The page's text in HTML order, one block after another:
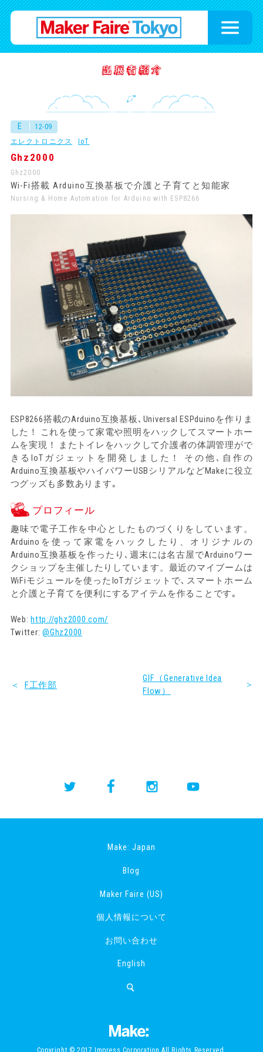
E
12-09
エレクトロニクス
IoT
Ghz2000
Ghz2000
Wi-Fi搭載 Arduino互換基板で介護と子育てと知能家
Nursing & Home Automation for Arduino with ESP8266
ESP8266搭載のArduino互換基板､Universal ESPduinoを作りま
した！ これを使って家電や照明をハックしてスマートホー
ムを実現！ またトイレをハックして介護者の体調管理がで
きるIoTガジェットを開発しました！ その他､自作の
Arduino互換基板やハイパワーUSBシリアルなどMakeに役立
つグッズも多数あります｡
プロフィール
趣味で電子工作を中心としたものづくりをしています。
Arduinoを使って家電をハックしたり、オリジナルの
Arduino互換基板を作ったり､週末には名古屋でArduinoワー
クショップを主催したりしています。最近のマイブームは
WiFiモジュールを使ったIoTガジェットで､スマートホーム
と介護と子育てを便利にするアイテムを作ることです｡
Web: http://ghz2000.com/
Twitter:@Ghz2000
＜ F工作部
GIF（Generative Idea
Flow）
＞
Make: Japan
Blog
Maker Faire (US)
個人情報について
お問い合わせ
English
Copyright © 2017 Impress Corporation All Rights Reserved.